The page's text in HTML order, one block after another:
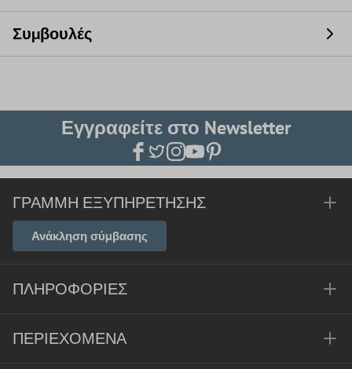
Συμβουλές
Εγγραφείτε στο Newsletter
ΓΡΑΜΜΉ ΕΞΥΠΗΡΈΤΗΣΗΣ
Ανάκληση σύμβασης
ΠΛΗΡΟΦΟΡΊΕΣ
ΠΕΡΙΕΧΌΜΕΝΑ